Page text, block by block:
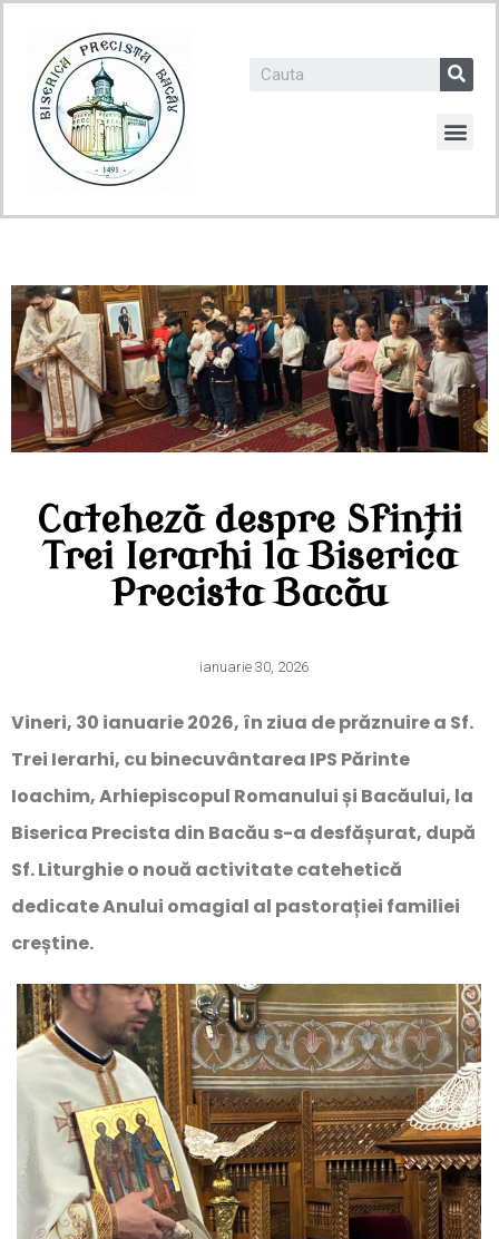
Cateheză despre Sfinții
Trei Ierarhi la Biserica
Precista Bacău
ianuarie 30, 2026
Vineri, 30 ianuarie 2026, în ziua de prăznuire a Sf.
Trei Ierarhi, cu binecuvântarea IPS Părinte
Ioachim, Arhiepiscopul Romanului și Bacăului, la
Biserica Precista din Bacău s-a desfășurat, după
Sf. Liturghie o nouă activitate catehetică
dedicate Anului omagial al pastorației familiei
creștine.